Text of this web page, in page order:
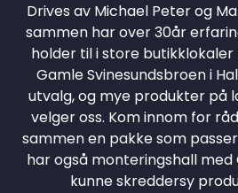
Drives av Michael Peter og
sammen har over 30år
holder til i store butikklokaler
Gamle Svinesundsbroen i
utvalg, og mye produkter på
velger oss. Kom innom for
sammen en pakke som
har også monteringshall med
kunne skreddersy